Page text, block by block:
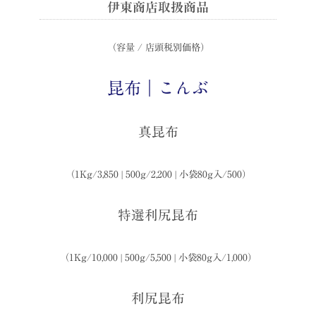
伊東商店取扱商品
（容量 / 店頭税別価格）
昆布｜こんぶ
真昆布
（1Kg/3,850 | 500g/2,200 | 小袋80g入/500）
特選利尻昆布
（1Kg/10,000 | 500g/5,500 | 小袋80g入/1,000）
利尻昆布